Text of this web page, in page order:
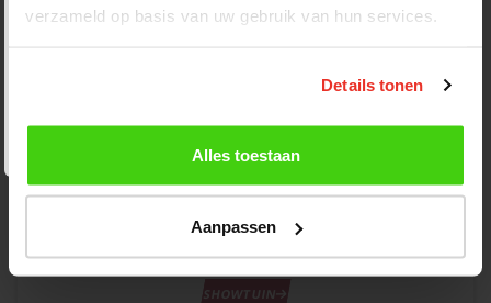
verzameld op basis van uw gebruik van hun services.
Details tonen
Alles toestaan
Aanpassen
Bekijk dit product in onze showtuin
Kom langs in onze showtuin en laat je inspireren!
SHOWTUIN